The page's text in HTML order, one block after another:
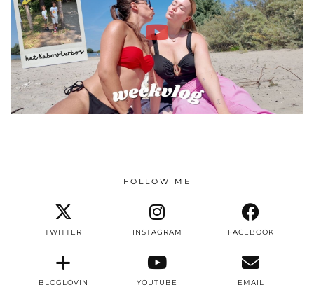
FOLLOW ME
TWITTER INSTAGRAM FACEBOOK
BLOGLOVIN YOUTUBE EMAIL